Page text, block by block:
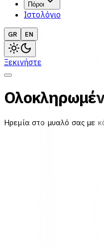
Πόροι
Ιστολόγιο
GR EN
Ξεκινήστε
Ηρεμία στο μυαλό σας με